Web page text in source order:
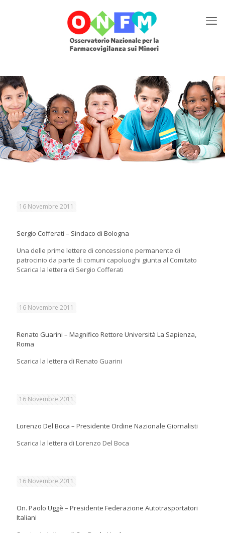
16 Novembre 2011
Sergio Cofferati – Sindaco di Bologna
Una delle prime lettere di concessione permanente di
patrocinio da parte di comuni capoluoghi giunta al Comitato
Scarica la lettera di Sergio Cofferati
16 Novembre 2011
Renato Guarini – Magnifico Rettore Università La Sapienza,
Roma
Scarica la lettera di Renato Guarini
16 Novembre 2011
Lorenzo Del Boca – Presidente Ordine Nazionale Giornalisti
Scarica la lettera di Lorenzo Del Boca
16 Novembre 2011
On. Paolo Uggè – Presidente Federazione Autotrasportatori
Italiani